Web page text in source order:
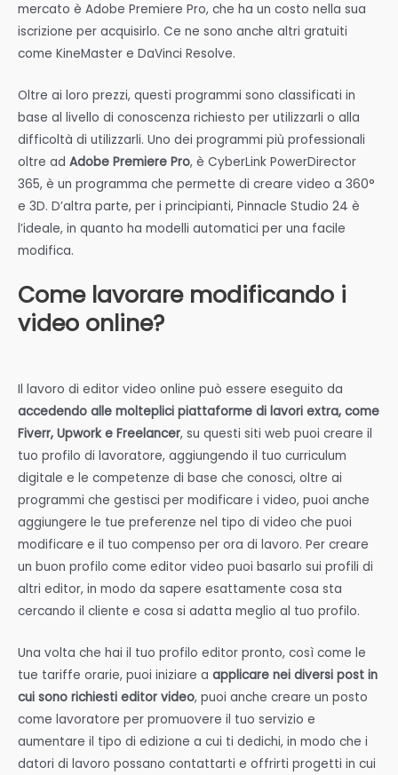
mercato è Adobe Premiere Pro, che ha un costo nella sua
iscrizione per acquisirlo. Ce ne sono anche altri gratuiti
come KineMaster e DaVinci Resolve.
Oltre ai loro prezzi, questi programmi sono classificati in
base al livello di conoscenza richiesto per utilizzarli o alla
difficoltà di utilizzarli. Uno dei programmi più professionali
oltre ad Adobe Premiere Pro, è CyberLink PowerDirector
365, è un programma che permette di creare video a 360°
e 3D. D’altra parte, per i principianti, Pinnacle Studio 24 è
l’ideale, in quanto ha modelli automatici per una facile
modifica.
Come lavorare modificando i
video online?
Il lavoro di editor video online può essere eseguito da
accedendo alle molteplici piattaforme di lavori extra, come
Fiverr, Upwork e Freelancer, su questi siti web puoi creare il
tuo profilo di lavoratore, aggiungendo il tuo curriculum
digitale e le competenze di base che conosci, oltre ai
programmi che gestisci per modificare i video, puoi anche
aggiungere le tue preferenze nel tipo di video che puoi
modificare e il tuo compenso per ora di lavoro. Per creare
un buon profilo come editor video puoi basarlo sui profili di
altri editor, in modo da sapere esattamente cosa sta
cercando il cliente e cosa si adatta meglio al tuo profilo.
Una volta che hai il tuo profilo editor pronto, così come le
tue tariffe orarie, puoi iniziare a applicare nei diversi post in
cui sono richiesti editor video, puoi anche creare un posto
come lavoratore per promuovere il tuo servizio e
aumentare il tipo di edizione a cui ti dedichi, in modo che i
datori di lavoro possano contattarti e offrirti progetti in cui